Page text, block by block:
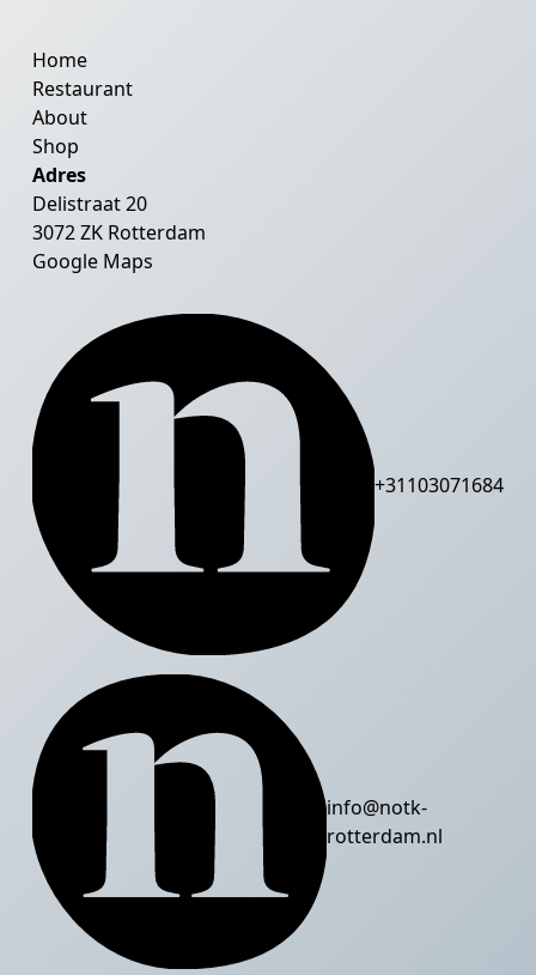
Home
Restaurant
About
Shop
Adres
Delistraat 20
3072 ZK Rotterdam
Google Maps
+31103071684
info@notk-
rotterdam.nl